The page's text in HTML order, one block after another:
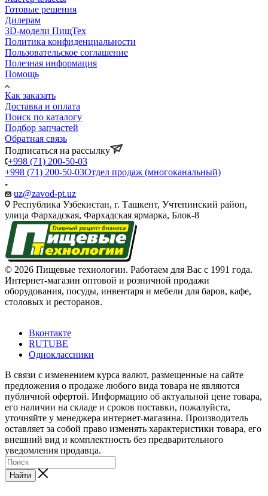
Готовые решения
Дилерам
3D-модели ПищТех
Политика конфиденциальности
Пользовательское соглашение
Полезная информация
Помощь
Как заказать
Доставка и оплата
Поиск по каталогу
Подбор запчастей
Обратная связь
Подписаться на рассылку
+998 (71) 200-50-03
+998 (71) 200-50-03Отдел продаж (многоканальный)
uz@zavod-pt.uz
Республика Узбекистан, г. Ташкент, Учтепинский район,
улица Фархадская, Фархадская ярмарка, Блок-8
© 2026 Пищевые технологии. Работаем для Вас с 1991 года.
Интернет-магазин оптовой и розничной продажи
оборудования, посуды, инвентаря и мебели для баров, кафе,
столовых и ресторанов.
Вконтакте
RUTUBE
Одноклассники
В связи с изменением курса валют, размещенные на сайте
предложения о продаже любого вида товара не являются
публичной офертой. Информацию об актуальной цене товара,
его наличии на складе и сроков поставки, пожалуйста,
уточняйте у менеджера интернет-магазина. Производитель
оставляет за собой право изменять характеристики товара, его
внешний вид и комплектность без предварительного
уведомления продавца.
Найти